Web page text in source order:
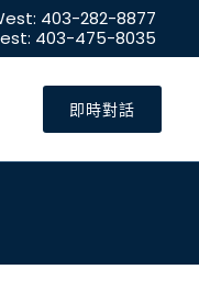
403-282-8877
403-475-8035
即時對話